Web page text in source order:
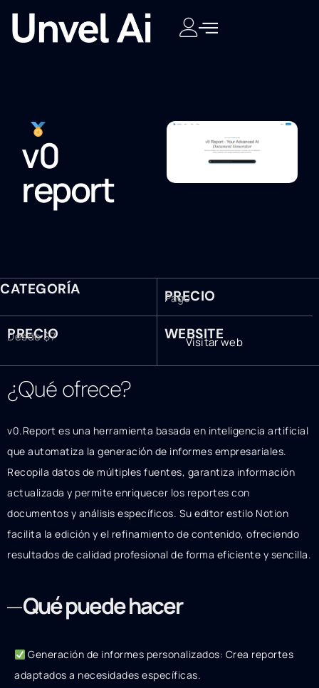
v0
report
CATEGORÍA PRECIO
Pago
PRECIO
Desde $7 WEBSITE
Visitar web
¿Qué ofrece?
v0.Report es una herramienta basada en inteligencia artificial
que automatiza la generación de informes empresariales.
Recopila datos de múltiples fuentes, garantiza información
actualizada y permite enriquecer los reportes con
documentos y análisis específicos. Su editor estilo Notion
facilita la edición y el refinamiento de contenido, ofreciendo
resultados de calidad profesional de forma eficiente y sencilla.
Qué puede hacer
Generación de informes personalizados: Crea reportes
adaptados a necesidades específicas.